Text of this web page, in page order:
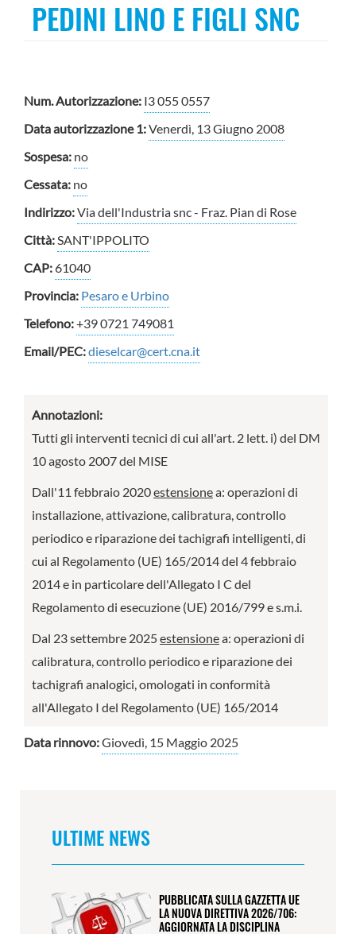
PEDINI LINO E FIGLI SNC
Num. Autorizzazione: I3 055 0557
Data autorizzazione 1:Venerdì, 13 Giugno 2008
Sospesa: no
Cessata: no
Indirizzo:Via dell'Industria snc - Fraz. Pian di Rose
Città:SANT'IPPOLITO
CAP:61040
Provincia: Pesaro e Urbino
Telefono:+39 0721 749081
Email/PEC:dieselcar@cert.cna.it
Annotazioni:
Tutti gli interventi tecnici di cui all'art. 2 lett. i) del DM
10 agosto 2007 del MISE
Dall'11 febbraio 2020estensionea: operazioni di
installazione, attivazione, calibratura, controllo
periodico e riparazione dei tachigrafi intelligenti, di
cui al Regolamento (UE) 165/2014 del 4 febbraio
2014 e in particolare dell'Allegato I C del
Regolamento di esecuzione (UE) 2016/799 e s.m.i.
Dal 23 settembre 2025estensionea: operazioni di
calibratura, controllo periodico e riparazione dei
tachigrafi analogici, omologati in conformità
all'Allegato I del Regolamento (UE) 165/2014
Data rinnovo:Giovedì, 15 Maggio 2025
ULTIME NEWS
PUBBLICATA SULLA GAZZETTA UE
LA NUOVA DIRETTIVA 2026/706:
AGGIORNATA LA DISCIPLINA